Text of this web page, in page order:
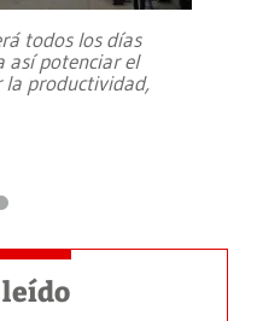
todos los días
así potenciar el
productividad,
leído